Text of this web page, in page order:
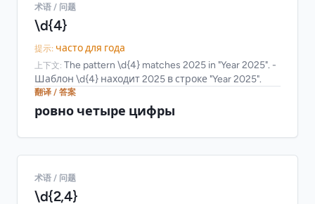
术语 / 问题
\d{4}
提示: часто для года
上下文: The pattern \d{4} matches 2025 in "Year 2025". -
Шаблон \d{4} находит 2025 в строке "Year 2025".
翻译 / 答案
ровно четыре цифры
术语 / 问题
\d{2,4}